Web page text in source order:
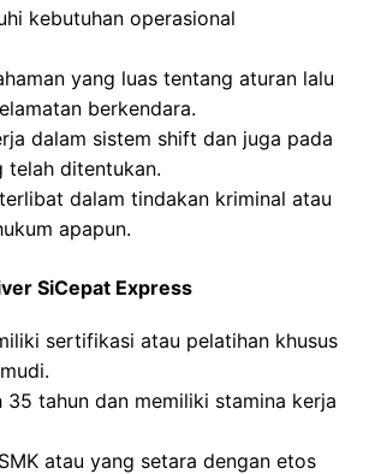
kebutuhan operasional
yang luas tentang aturan lalu
berkendara.
dalam sistem shift dan juga pada
telah ditentukan.
dalam tindakan kriminal atau
apapun.
SiCepat Express
sertifikasi atau pelatihan khusus
35 tahun dan memiliki stamina kerja
atau yang setara dengan etos